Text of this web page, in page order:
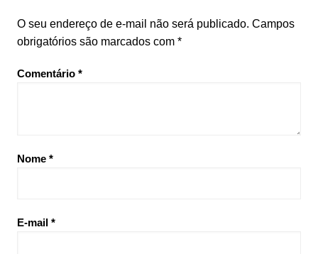
O seu endereço de e-mail não será publicado. Campos
obrigatórios são marcados com *
Comentário *
Nome *
E-mail *